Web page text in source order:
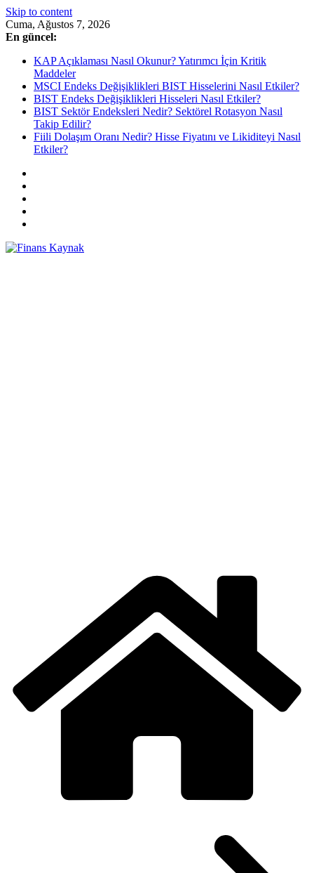
Skip to content
Cuma, Ağustos 7, 2026
En güncel:
KAP Açıklaması Nasıl Okunur? Yatırımcı İçin Kritik
Maddeler
MSCI Endeks Değişiklikleri BIST Hisselerini Nasıl Etkiler?
BIST Endeks Değişiklikleri Hisseleri Nasıl Etkiler?
BIST Sektör Endeksleri Nedir? Sektörel Rotasyon Nasıl
Takip Edilir?
Fiili Dolaşım Oranı Nedir? Hisse Fiyatını ve Likiditeyi Nasıl
Etkiler?